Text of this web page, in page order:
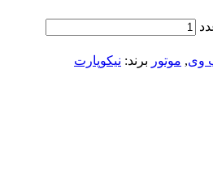
وی, موتور برند: نیکوپارت